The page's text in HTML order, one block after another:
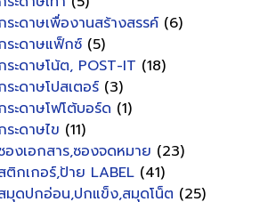
ระดาษเพื่องานสร้างสรรค์ (6)
ระดาษแฟ็กซ์ (5)
ระดาษโน้ต, POST-IT (18)
ระดาษโปสเตอร์ (3)
ระดาษโฟโต้บอร์ด (1)
ระดาษไข (11)
องเอกสาร,ซองจดหมาย (23)
ติกเกอร์,ป้าย LABEL (41)
มุดปกอ่อน,ปกแข็ง,สมุดโน็ต (25)